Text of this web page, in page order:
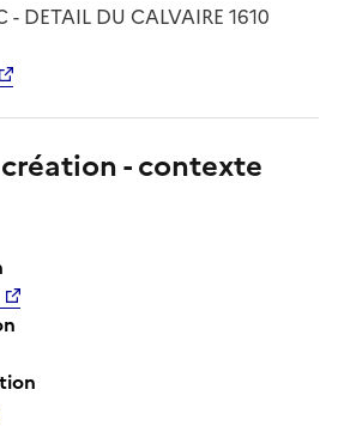
- DETAIL DU CALVAIRE 1610
- contexte